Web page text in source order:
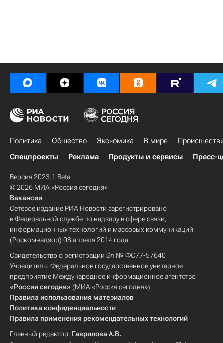
Политика Общество Экономика В мире
Спецпроекты
Реклама Продукты и сервисы Пресс-
Версия 2023.1 Beta
© 2026 МИА «Россия сегодня»
Вакансии
Сетевое издание РИА Новости зарегистрировано
в Федеральной службе по надзору в сфере связи,
информационных технологий и массовых коммуникаций
(Роскомнадзор) 08 апреля 2014 года.
Свидетельство о регистрации Эл № ФС77-57640
Учредитель: Федеральное государственное унитарное
предприятие Международное информационное агентство
«Россия сегодня» (МИА «Россия сегодня»).
Правила использования материалов
Политика конфиденциальности
Правила применения рекомендательных технологий
Главный редактор: Гаврилова А.В.